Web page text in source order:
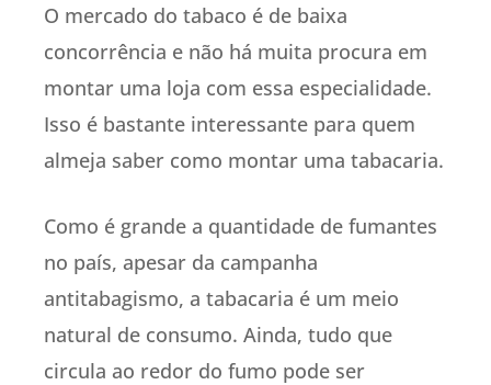
O mercado do tabaco é de baixa
concorrência e não há muita procura em
montar uma loja com essa especialidade.
Isso é bastante interessante para quem
almeja saber como montar uma tabacaria.
Como é grande a quantidade de fumantes
no país, apesar da campanha
antitabagismo, a tabacaria é um meio
natural de consumo. Ainda, tudo que
circula ao redor do fumo pode ser